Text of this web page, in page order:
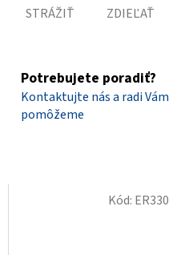
STRÁŽIŤ ZDIEĽAŤ
Potrebujete poradiť?
Kontaktujte nás a radi Vám
pomôžeme
Kód: ER330